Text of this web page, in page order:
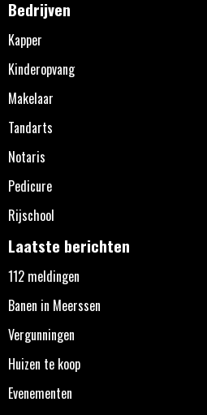
Bedrijven
Kapper
Kinderopvang
Makelaar
Tandarts
Notaris
Pedicure
Rijschool
Laatste berichten
112 meldingen
Banen in Meerssen
Vergunningen
Huizen te koop
Evenementen